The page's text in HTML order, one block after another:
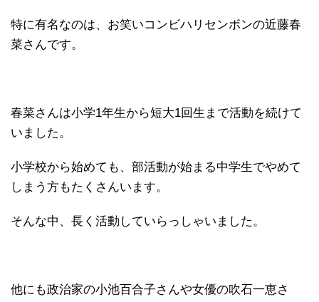
特に有名なのは、お笑いコンビハリセンボンの近藤春
菜さんです。
春菜さんは小学1年生から短大1回生まで活動を続けて
いました。
小学校から始めても、部活動が始まる中学生でやめて
しまう方もたくさんいます。
そんな中、長く活動していらっしゃいました。
他にも政治家の小池百合子さんや女優の吹石一恵さ